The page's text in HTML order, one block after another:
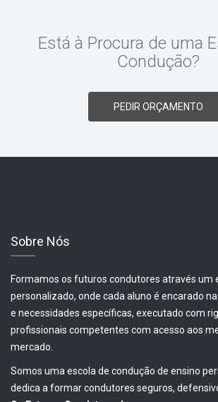
Está à Procura de uma
Condução?
PEDIR ORÇAMENTO
Sobre Nós
Formamos os futuros condutores através um
personalizado, onde cada aluno é encarado
e necessidades específicas, executado com
profissionais competentes com acesso aos
mercado.
Somos uma escola de condução de ensino
dedica a formar condutores seguros,